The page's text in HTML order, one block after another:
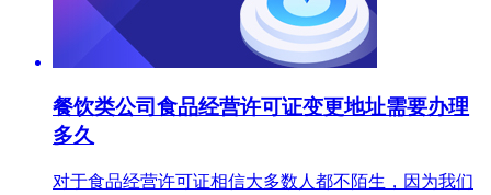
餐饮类公司食品经营许可证变更地址需要办理
多久
对于食品经营许可证相信大多数人都不陌生，因为我们